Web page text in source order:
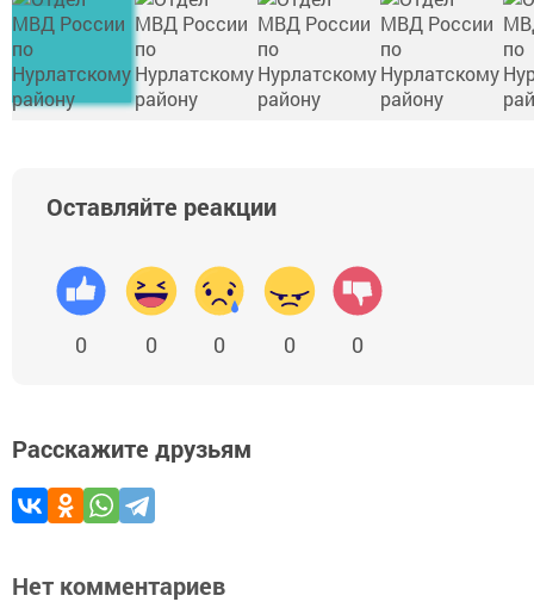
Оставляйте реакции
0 0 0 0 0
Расскажите друзьям
Нет комментариев